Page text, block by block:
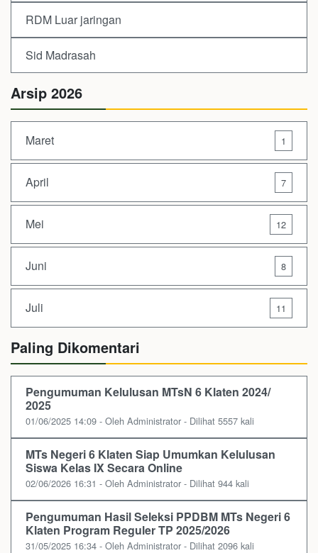
RDM Luar jaringan
Sid Madrasah
Arsip 2026
Maret 1
April 7
Mei 12
Juni 8
Juli 11
Paling Dikomentari
Pengumuman Kelulusan MTsN 6 Klaten 2024/
2025
01/06/2025 14:09 - Oleh Administrator - Dilihat 5557 kali
MTs Negeri 6 Klaten Siap Umumkan Kelulusan
Siswa Kelas IX Secara Online
02/06/2026 16:31 - Oleh Administrator - Dilihat 944 kali
Pengumuman Hasil Seleksi PPDBM MTs Negeri 6
Klaten Program Reguler TP 2025/2026
31/05/2025 16:34 - Oleh Administrator - Dilihat 2096 kali